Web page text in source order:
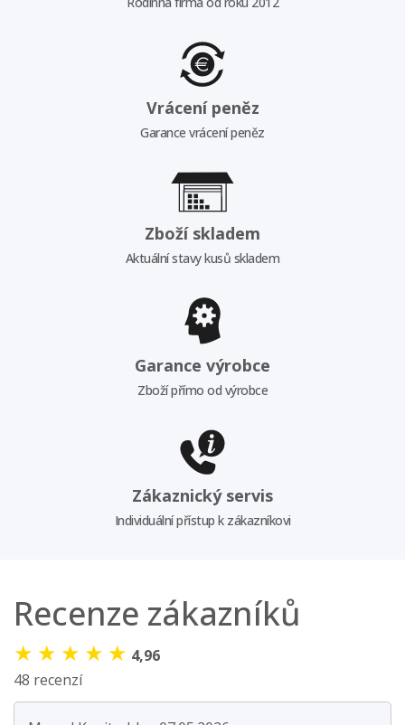
Vrácení peněz
Garance vrácení peněz
Zboží skladem
Aktuální stavy kusů skladem
Garance výrobce
Zboží přímo od výrobce
Zákaznický servis
Individuální přístup k zákazníkovi
Recenze zákazníků
★ ★ ★ ★ ★ 4,96
48 recenzí